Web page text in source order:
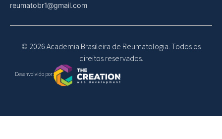
reumatobr1@gmail.com
© 2026 Academia Brasileira de Reumatologia. Todos os
direitos reservados.
Desenvolvido por: